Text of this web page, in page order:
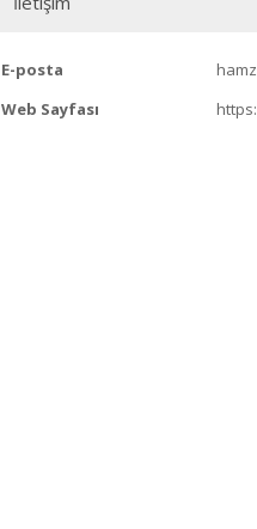
E-posta
Web Sayfası